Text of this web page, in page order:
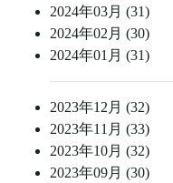
2024年03月 (31)
2024年02月 (30)
2024年01月 (31)
2023年12月 (32)
2023年11月 (33)
2023年10月 (32)
2023年09月 (30)